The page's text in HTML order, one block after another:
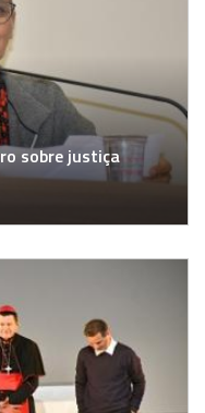
sobre justiça